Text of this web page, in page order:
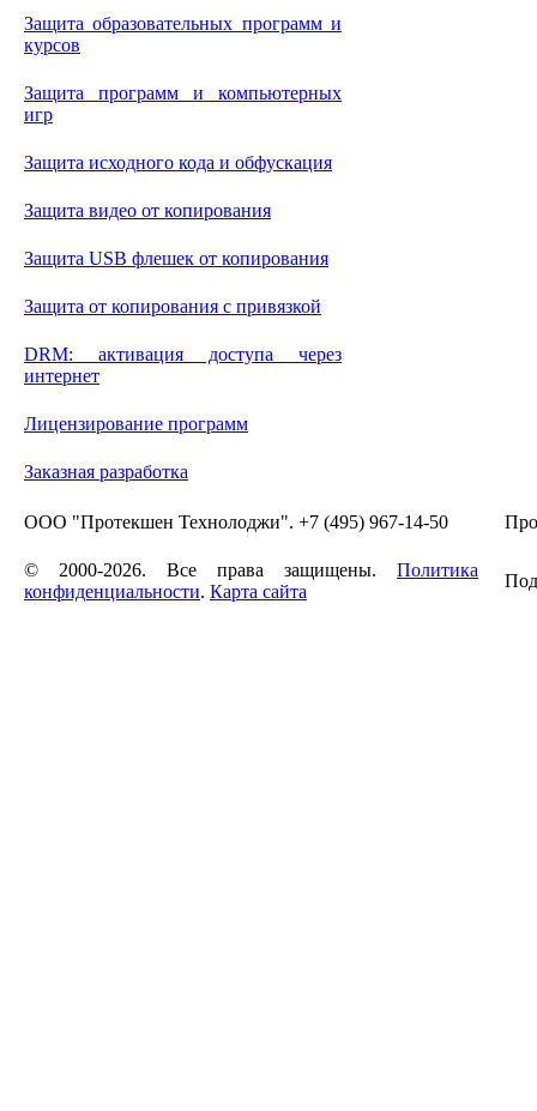
Защита образовательных программ и
курсов
Защита программ и компьютерных
игр
Защита исходного кода и обфускация
Защита видео от копирования
Защита USB флешек от копирования
Защита от копирования с привязкой
DRM: активация доступа через
интернет
Лицензирование программ
Заказная разработка
ООО "Протекшен Технолоджи". +7 (495) 967-14-50
© 2000-2026. Все права защищены. Политика
конфиденциальности. Карта сайта